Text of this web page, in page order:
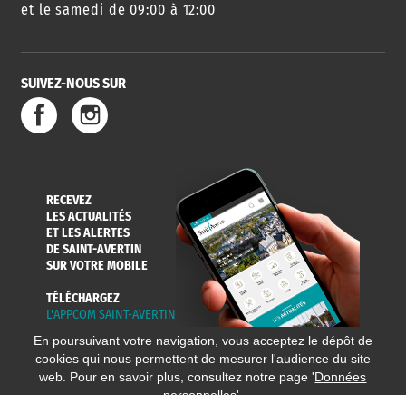
SERVICE
DE L'EAU
et le samedi de 09:00 à 12:00
SUIVEZ-NOUS SUR
RECEVEZ
LES ACTUALITÉS
ET LES ALERTES
DE SAINT-AVERTIN
SUR VOTRE MOBILE
TÉLÉCHARGEZ
L'APPCOM SAINT-AVERTIN
En poursuivant votre navigation, vous acceptez le dépôt de
cookies qui nous permettent de mesurer l'audience du site
web. Pour en savoir plus, consultez notre page 'Données